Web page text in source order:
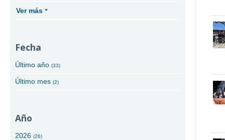
Ver más
Fecha
Último año(33)
Último mes(2)
Año
2026(26)